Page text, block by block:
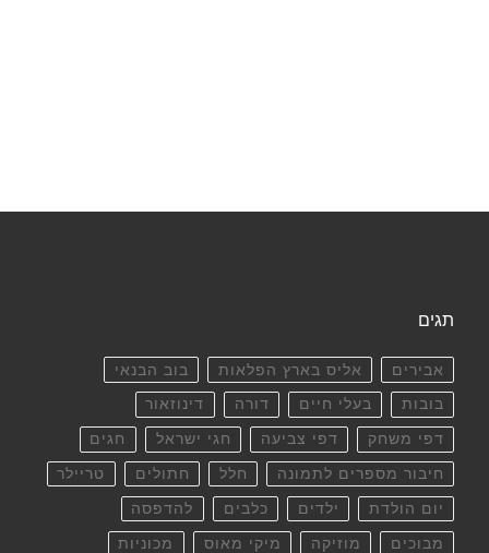
תגים
אבירים אליס בארץ הפלאות בוב הבנאי
בובות בעלי חיים דורה דינוזאור
דפי משחק דפי צביעה חגי ישראל חגים
חיבור מספרים לתמונה חלל חתולים טריילר
יום הולדת ילדים כלבים להדפסה
מבוכים מוזיקה מיקי מאוס מכוניות